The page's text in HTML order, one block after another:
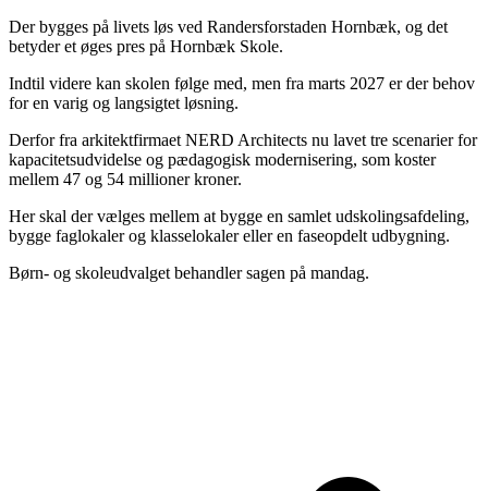
Der bygges på livets løs ved Randersforstaden Hornbæk, og det
betyder et øges pres på Hornbæk Skole.
Indtil videre kan skolen følge med, men fra marts 2027 er der behov
for en varig og langsigtet løsning.
Derfor fra arkitektfirmaet NERD Architects nu lavet tre scenarier for
kapacitetsudvidelse og pædagogisk modernisering, som koster
mellem 47 og 54 millioner kroner.
Her skal der vælges mellem at bygge en samlet udskolingsafdeling,
bygge faglokaler og klasselokaler eller en faseopdelt udbygning.
Børn- og skoleudvalget behandler sagen på mandag.